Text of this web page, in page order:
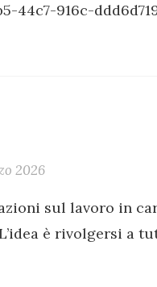
44c7-916c-
2026
sul lavoro in
è rivolgersi a